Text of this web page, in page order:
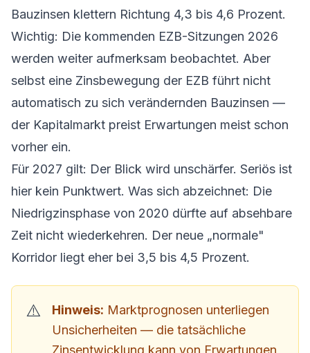
Bauzinsen klettern Richtung 4,3 bis 4,6 Prozent.
Wichtig: Die kommenden EZB-Sitzungen 2026
werden weiter aufmerksam beobachtet. Aber
selbst eine Zinsbewegung der EZB führt nicht
automatisch zu sich verändernden Bauzinsen —
der Kapitalmarkt preist Erwartungen meist schon
vorher ein.
Für 2027 gilt: Der Blick wird unschärfer. Seriös ist
hier kein Punktwert. Was sich abzeichnet: Die
Niedrigzinsphase von 2020 dürfte auf absehbare
Zeit nicht wiederkehren. Der neue „normale"
Korridor liegt eher bei 3,5 bis 4,5 Prozent.
Hinweis: Marktprognosen unterliegen
Unsicherheiten — die tatsächliche
Zinsentwicklung kann von Erwartungen